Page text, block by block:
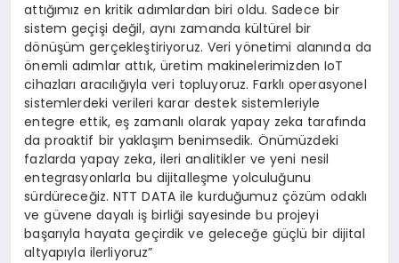
attığımız en kritik adımlardan biri oldu. Sadece bir
sistem geçişi değil, aynı zamanda kültürel bir
dönüşüm gerçekleştiriyoruz. Veri yönetimi alanında da
önemli adımlar attık, üretim makinelerimizden IoT
cihazları aracılığıyla veri topluyoruz. Farklı operasyonel
sistemlerdeki verileri karar destek sistemleriyle
entegre ettik, eş zamanlı olarak yapay zeka tarafında
da proaktif bir yaklaşım benimsedik. Önümüzdeki
fazlarda yapay zeka, ileri analitikler ve yeni nesil
entegrasyonlarla bu dijitalleşme yolculuğunu
sürdüreceğiz. NTT DATA ile kurduğumuz çözüm odaklı
ve güvene dayalı iş birliği sayesinde bu projeyi
başarıyla hayata geçirdik ve geleceğe güçlü bir dijital
altyapıyla ilerliyoruz”